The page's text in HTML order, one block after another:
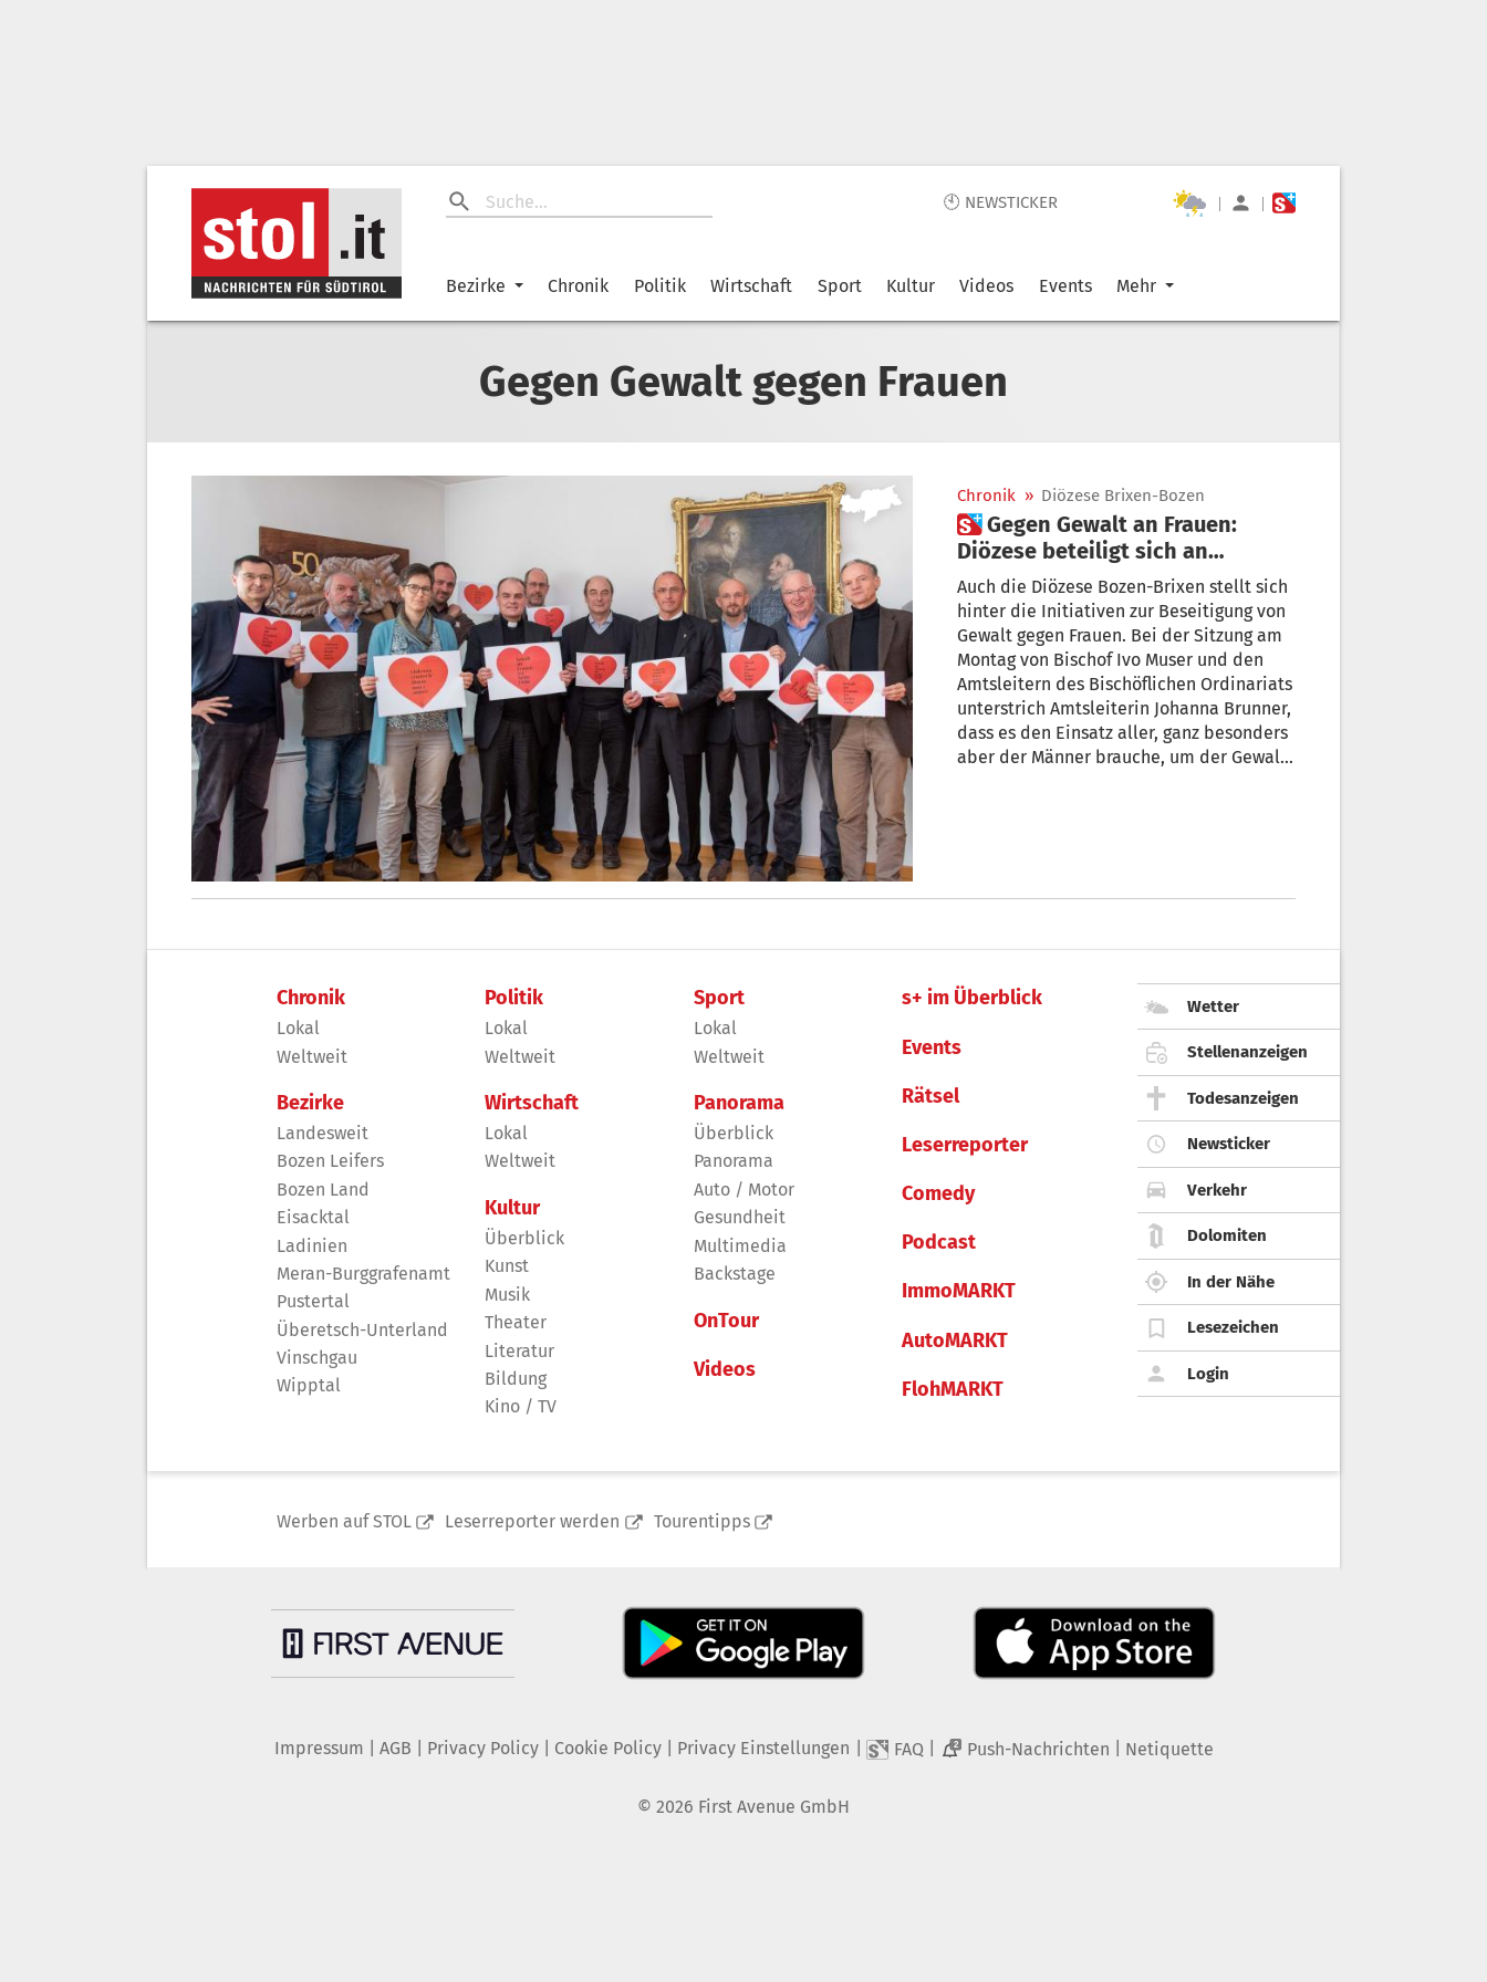
🕙 NEWSTICKER | |
Bezirke Chronik Politik Wirtschaft Sport Kultur Videos Events Mehr
Gegen Gewalt gegen Frauen
Chronik » Diözese Brixen-Bozen
 Gegen Gewalt an Frauen:
Diözese beteiligt sich an
Aktionstag
Auch die Diözese Bozen-Brixen stellt sich
hinter die Initiativen zur Beseitigung von
Gewalt gegen Frauen. Bei der Sitzung am
Montag von Bischof Ivo Muser und den
Amtsleitern des Bischöflichen Ordinariats
unterstrich Amtsleiterin Johanna Brunner,
dass es den Einsatz aller, ganz besonders
aber der Männer brauche, um der Gewalt
Chronik
Lokal
Weltweit
Bezirke
Landesweit
Bozen Leifers
Bozen Land
Eisacktal
Ladinien
Meran-Burggrafenamt
Pustertal
Überetsch-Unterland
Vinschgau
Wipptal
Politik
Lokal
Weltweit
Wirtschaft
Lokal
Weltweit
Kultur
Überblick
Kunst
Musik
Theater
Literatur
Bildung
Kino / TV
Sport
Lokal
Weltweit
Panorama
Überblick
Panorama
Auto / Motor
Gesundheit
Multimedia
Backstage
OnTour
Videos
s+ im Überblick
Events
Rätsel
Leserreporter
Comedy
Podcast
ImmoMARKT
AutoMARKT
FlohMARKT
Wetter
Stellenanzeigen
Todesanzeigen
Newsticker
Verkehr
Dolomiten
In der Nähe
Lesezeichen
Login
Werben auf STOL Leserreporter werden Tourentipps
Impressum AGB Privacy Policy| Cookie Policy| Privacy Einstellungen FAQ 2 Push-Nachrichten Netiquette
© 2026 First Avenue GmbH